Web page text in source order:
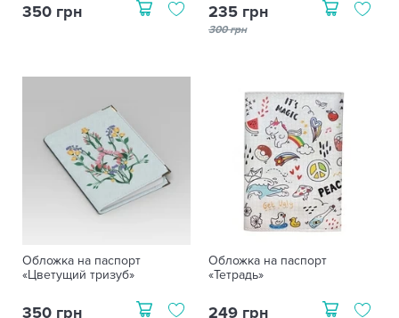
350 грн 235 грн
300 грн
Обложка на паспорт
«Цветущий тризуб»
350 грн
Обложка на паспорт
«Тетрадь»
249 грн